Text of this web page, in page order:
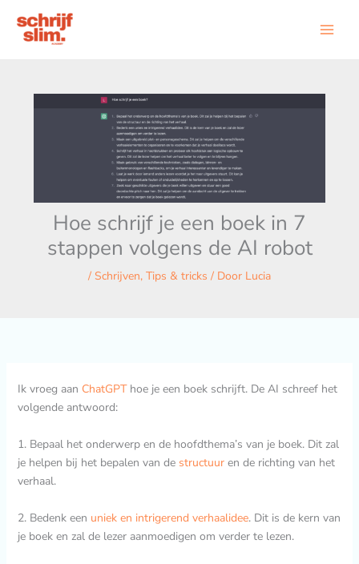
naar
Hoe schrijf je een boek in 7
stappen volgens de AI robot
/ Schrijven, Tips & tricks / Door Lucia
Ik vroeg aan ChatGPThoe je een boek schrijft. De AI schreef het
volgende antwoord:
1. Bepaal het onderwerp en de hoofdthema’s van je boek. Dit zal
je helpen bij het bepalen van de structuuren de richting van het
verhaal.
2. Bedenk een uniek en intrigerend verhaalidee. Dit is de kern van
je boek en zal de lezer aanmoedigen om verder te lezen.